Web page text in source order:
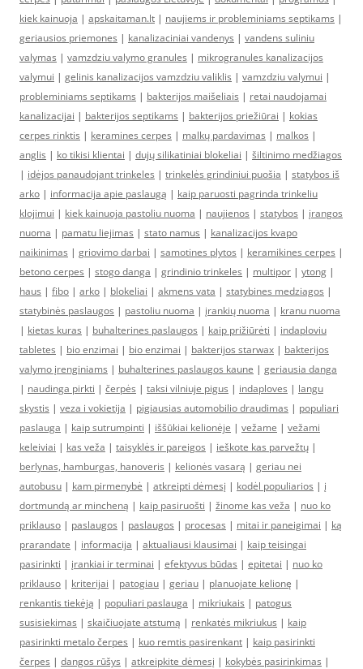
kiek kainuoja | apskaitaman.lt | naujiems ir probleminiams septikams |
geriausios priemones | kanalizaciniai vandenys | vandens suliniu
valymas | vamzdziu valymo granules | mikrogranules kanalizacijos
valymui | gelinis kanalizacijos vamzdziu valiklis | vamzdziu valymui |
probleminiams septikams | bakterijos maišeliais | retai naudojamai
kanalizacijai | bakterijos septikams | bakterijos priežiūrai | kokias
cerpes rinktis | keramines cerpes | malkų pardavimas | malkos |
anglis | ko tikisi klientai | dujų silikatiniai blokeliai | šiltinimo medžiagos
| idėjos panaudojant trinkeles | trinkelės grindiniui puošia | statybos iš
arko | informacija apie paslaugą | kaip paruosti pagrinda trinkeliu
klojimui | kiek kainuoja pastoliu nuoma | naujienos | statybos | įrangos
nuoma | pamatu liejimas | stato namus | kanalizacijos kvapo
naikinimas | griovimo darbai | samotines plytos | keramikines cerpes |
betono cerpes | stogo danga | grindinio trinkeles | multipor | ytong |
haus | fibo | arko | blokeliai | akmens vata | statybines medziagos |
statybinės paslaugos | pastoliu nuoma | įrankių nuoma | kranu nuoma
| kietas kuras | buhalterines paslaugos | kaip prižiūrėti | indaploviu
tabletes | bio enzimai | bio enzimai | bakterijos starwax | bakterijos
valymo įrenginiams | buhalterines paslaugos kaune | geriausia danga
| naudinga pirkti | čerpės | taksi vilniuje pigus | indaploves | langu
skystis | veza i vokietija | pigiausias automobilio draudimas | populiari
paslauga | kaip sutrumpinti | iššūkiai kelionėje | vežame | vežami
keleiviai | kas veža | taisyklės ir pareigos | ieškote kas parvežtų |
berlynas, hamburgas, hanoveris | kelionės vasarą | geriau nei
autobusu | kam pirmenybė | atkreipti dėmesį | kodėl populiarios | į
dortmundą ar mincheną | kaip pasiruošti | žinome kas veža | nuo ko
priklauso | paslaugos | paslaugos | procesas | mitai ir paneigimai | ką
prarandate | informacija | aktualiausi klausimai | kaip teisingai
pasirinkti | įrankiai ir terminai | efektyvus būdas | epitetai | nuo ko
priklauso | kriterijai | patogiau | geriau | planuojate kelionę |
renkantis tiekėją | populiari paslauga | mikriukais | patogus
susisiekimas | skaičiuojate atstumą | renkatės mikriukus | kaip
pasirinkti metalo čerpes | kuo remtis pasirenkant | kaip pasirinkti
čerpes | dangos rūšys | atkreipkite dėmesį | kokybės pasirinkimas |